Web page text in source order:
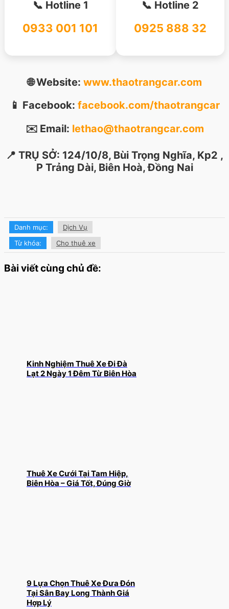
📞 Hotline 1
0933 001 101
📞 Hotline 2
0925 888 32
🌐 Website: www.thaotrangcar.com
📱 Facebook: facebook.com/thaotrangcar
✉️ Email: lethao@thaotrangcar.com
📍 TRỤ SỞ: 124/10/8, Bùi Trọng Nghĩa, Kp2 ,
P Trảng Dài, Biên Hoà, Đồng Nai
Danh mục:
Dịch Vụ
Từ khóa:
Cho thuê xe
Bài viết cùng chủ đề:
Kinh Nghiệm Thuê Xe Đi Đà
Lạt 2 Ngày 1 Đêm Từ Biên Hòa
Thuê Xe Cưới Tại Tam Hiệp,
Biên Hòa – Giá Tốt, Đúng Giờ
9 Lựa Chọn Thuê Xe Đưa Đón
Tại Sân Bay Long Thành Giá
Hợp Lý